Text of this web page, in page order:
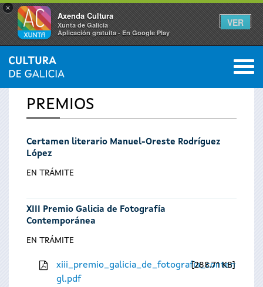
×
Axenda Cultura
Xunta de Galicia
Aplicación gratuíta - En Google Play
VER
Se
encuentra
usted
aquí
INICIO 0
PREMIOS
Certamen literario Manuel-Oreste Rodríguez
López
EN TRÁMITE
XIII Premio Galicia de Fotografía
Contemporánea
EN TRÁMITE
gl.pdf
288.71 KB